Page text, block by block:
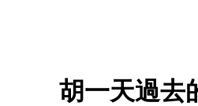
胡一天過去